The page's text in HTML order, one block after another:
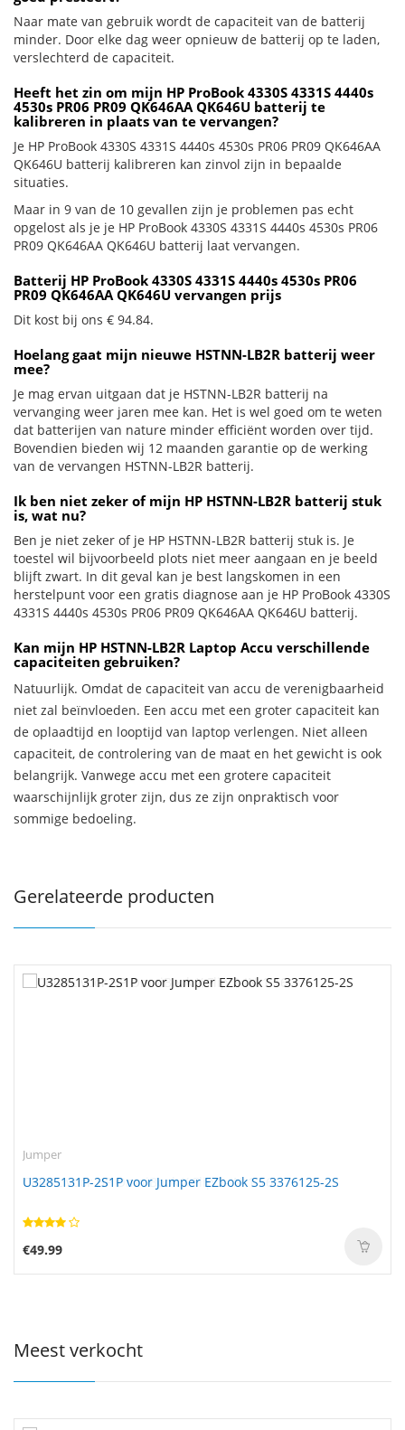
Naar mate van gebruik wordt de capaciteit van de batterij
minder. Door elke dag weer opnieuw de batterij op te laden,
verslechterd de capaciteit.
Heeft het zin om mijn HP ProBook 4330S 4331S 4440s
4530s PR06 PR09 QK646AA QK646U batterij te
kalibreren in plaats van te vervangen?
Je HP ProBook 4330S 4331S 4440s 4530s PR06 PR09 QK646AA
QK646U batterij kalibreren kan zinvol zijn in bepaalde
situaties.
Maar in 9 van de 10 gevallen zijn je problemen pas echt
opgelost als je je HP ProBook 4330S 4331S 4440s 4530s PR06
PR09 QK646AA QK646U batterij laat vervangen.
Batterij HP ProBook 4330S 4331S 4440s 4530s PR06
PR09 QK646AA QK646U vervangen prijs
Dit kost bij ons € 94.84.
Hoelang gaat mijn nieuwe HSTNN-LB2R batterij weer
mee?
Je mag ervan uitgaan dat je HSTNN-LB2R batterij na
vervanging weer jaren mee kan. Het is wel goed om te weten
dat batterijen van nature minder efficiënt worden over tijd.
Bovendien bieden wij 12 maanden garantie op de werking
van de vervangen HSTNN-LB2R batterij.
Ik ben niet zeker of mijn HP HSTNN-LB2R batterij stuk
is, wat nu?
Ben je niet zeker of je HP HSTNN-LB2R batterij stuk is. Je
toestel wil bijvoorbeeld plots niet meer aangaan en je beeld
blijft zwart. In dit geval kan je best langskomen in een
herstelpunt voor een gratis diagnose aan je HP ProBook 4330S
4331S 4440s 4530s PR06 PR09 QK646AA QK646U batterij.
Kan mijn HP HSTNN-LB2R Laptop Accu verschillende
capaciteiten gebruiken?
Natuurlijk. Omdat de capaciteit van accu de verenigbaarheid
niet zal beïnvloeden. Een accu met een groter capaciteit kan
de oplaadtijd en looptijd van laptop verlengen. Niet alleen
capaciteit, de controlering van de maat en het gewicht is ook
belangrijk. Vanwege accu met een grotere capaciteit
waarschijnlijk groter zijn, dus ze zijn onpraktisch voor
sommige bedoeling.
Gerelateerde producten
Jumper
U3285131P-2S1P voor Jumper EZbook S5 3376125-2S
€49.99
Meest verkocht